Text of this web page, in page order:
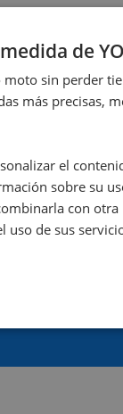
posible
de
sin perder
más precisas,
el
sobre su
con
uso de sus